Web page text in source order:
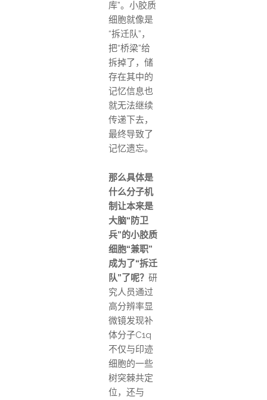
库”。小胶质
细胞就像是
“拆迁队”，
把“桥梁”给
拆掉了，储
存在其中的
记忆信息也
就无法继续
传递下去，
最终导致了
记忆遗忘。
那么具体是
什么分子机
制让本来是
大脑“防卫
兵”的小胶质
细胞“兼职”
成为了“拆迁
队”了呢？研
究人员通过
高分辨率显
微镜发现补
体分子C1q
不仅与印迹
细胞的一些
树突棘共定
位，还与